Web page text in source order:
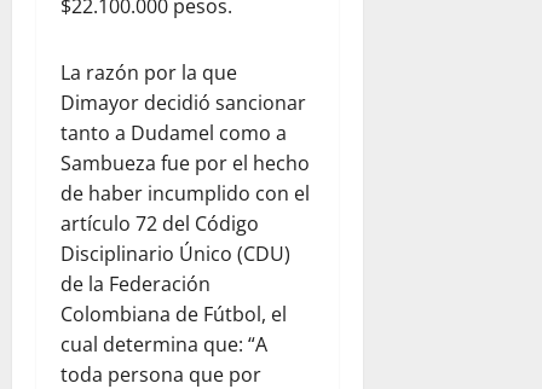
$22.100.000 pesos.
La razón por la que
Dimayor decidió sancionar
tanto a Dudamel como a
Sambueza fue por el hecho
de haber incumplido con el
artículo 72 del Código
Disciplinario Único (CDU)
de la Federación
Colombiana de Fútbol, el
cual determina que: “A
toda persona que por